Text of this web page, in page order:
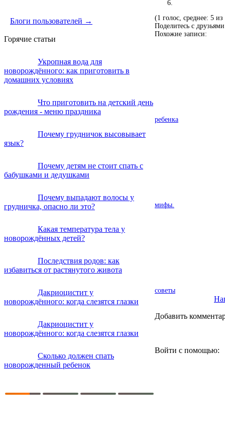
Блоги пользователей →
Горячие статьи
Укропная вода для
новорождённого: как приготовить в
домашних условиях
Что приготовить на детский день
рождения - меню праздника
Почему грудничок высовывает
язык?
Почему детям не стоит спать с
бабушками и дедушками
Почему выпадают волосы у
грудничка, опасно ли это?
Какая температура тела у
новорождённых детей?
Последствия родов: как
избавиться от растянутого живота
Дакриоцистит у
новорождённого: когда слезятся глазки
Дакриоцистит у
новорождённого: когда слезятся глазки
Сколько должен спать
новорожденный ребенок
(1 голос, среднее: 5 из
Поделитесь с
Похожие записи:
ребенка
мифы.
советы
Добавить
Войти с помощью: